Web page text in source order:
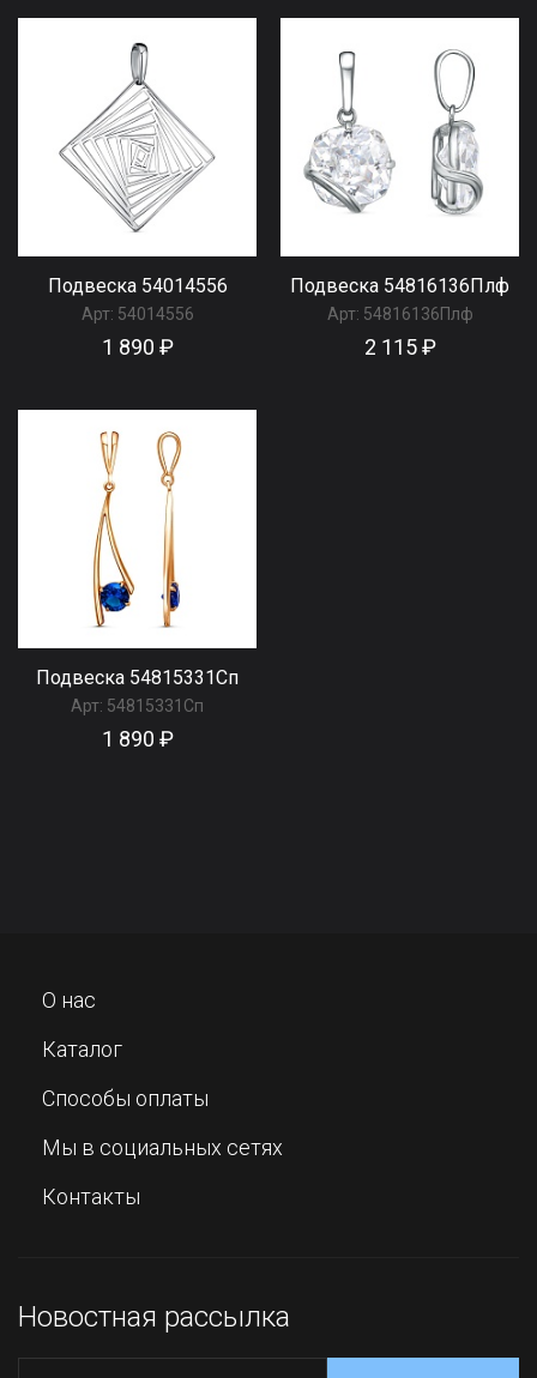
Подвеска 54014556
Арт: 54014556
1 890 ₽
Подвеска 54816136Плф
Арт: 54816136Плф
2 115 ₽
Подвеска 54815331Сп
Арт: 54815331Сп
1 890 ₽
О нас
Каталог
Способы оплаты
Мы в социальных сетях
Контакты
Новостная рассылка